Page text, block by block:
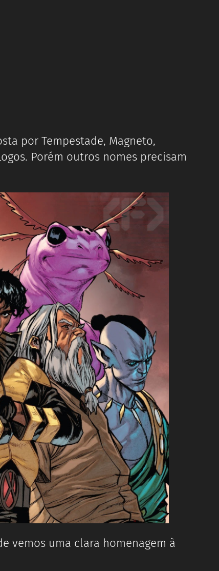
por Tempestade, Magneto,
Porém outros nomes precisam
vemos uma clara homenagem à